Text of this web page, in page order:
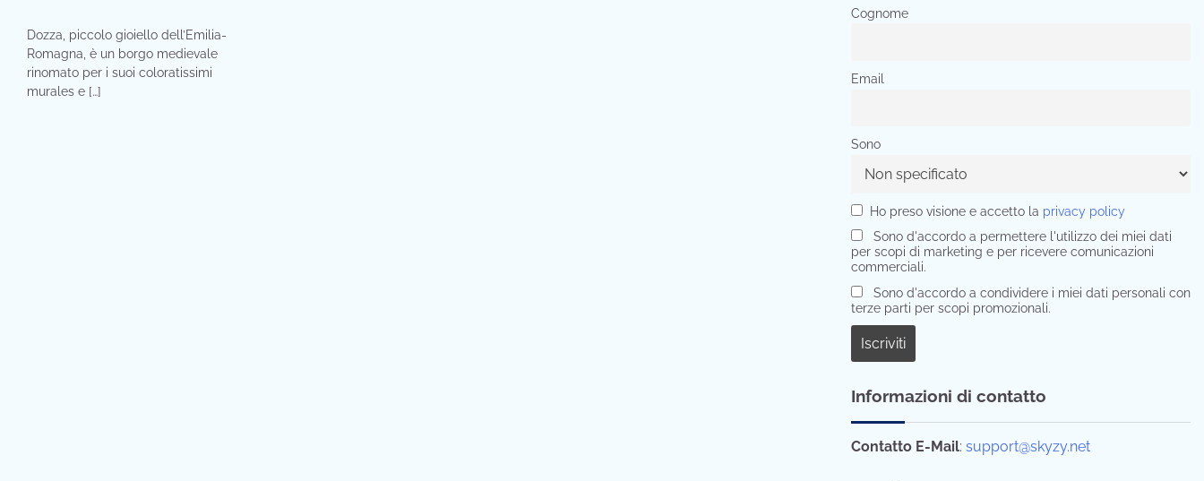
Dozza, piccolo gioiello dell’Emilia-
Romagna, è un borgo medievale
rinomato per i suoi coloratissimi
murales e […]
Cognome
Email
Sono
Ho preso visione e accetto la privacy policy
Sono d'accordo a permettere l'utilizzo dei miei dati
per scopi di marketing e per ricevere comunicazioni
commerciali.
Sono d'accordo a condividere i miei dati personali con
terze parti per scopi promozionali.
Informazioni di contatto
Contatto E-Mail: support@skyzy.net